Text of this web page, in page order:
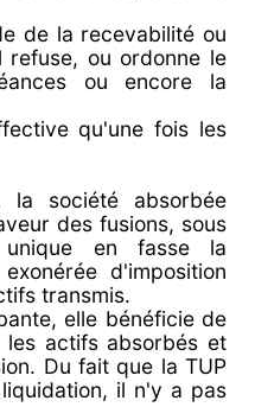
de la recevabilité ou
ou ordonne le
ou encore la
qu'une fois les
la société absorbée
des fusions, sous
unique en fasse la
d'imposition
transmis.
elle bénéficie de
les actifs absorbés et
Du fait que la TUP
il n'y a pas